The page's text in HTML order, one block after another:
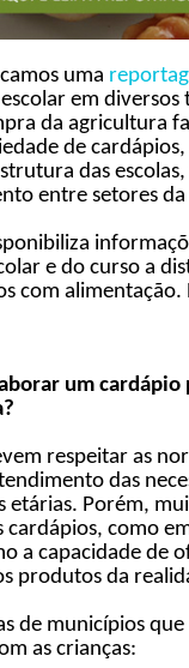
uma
em
da agricultura
de
das
entre setores
e do curso a
com
um
respeitar as
das
etárias. Porém,
cardápios, como
a capacidade de
produtos da
de municípios
as crianças: